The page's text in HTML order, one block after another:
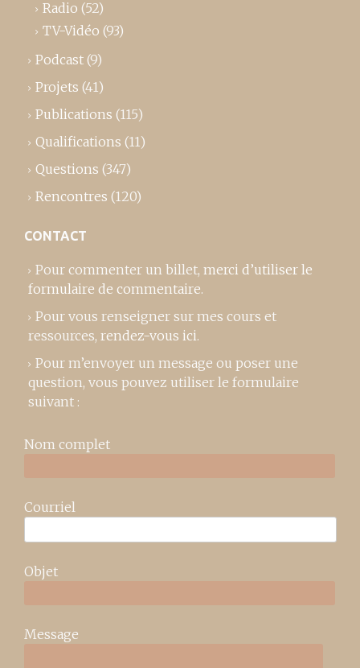
Radio (52)
TV-Vidéo (93)
Podcast (9)
Projets (41)
Publications (115)
Qualifications (11)
Questions (347)
Rencontres (120)
CONTACT
Pour commenter un billet, merci d’utiliser le
formulaire de commentaire.
Pour vous renseigner sur mes cours et
ressources, rendez-vous ici.
Pour m’envoyer un message ou poser une
question, vous pouvez utiliser le formulaire
suivant :
Nom complet
Courriel
Objet
Message